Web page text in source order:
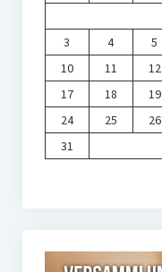
3
4 5
10
11 12
17
18 19
24
25 26
31